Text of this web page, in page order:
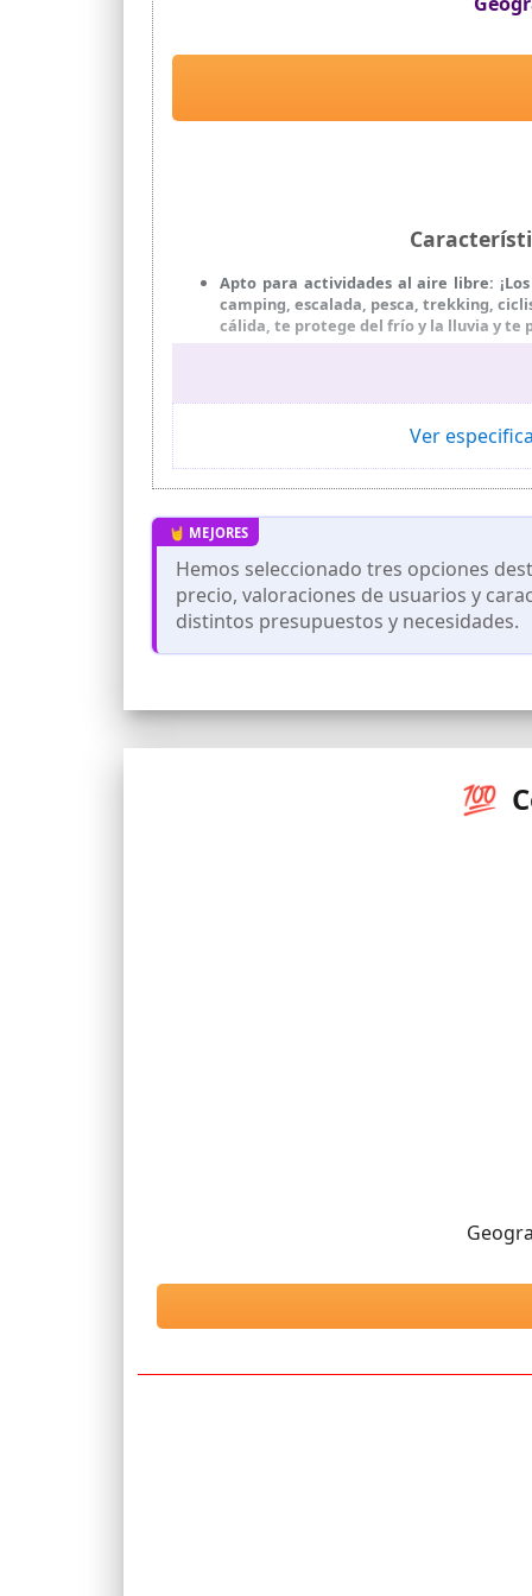
Apto para actividades al aire libre:
camping, escalada, pesca, trekking,
cálida, te protege del frío y la lluvia y
protegerán los brazos de la mejor
Una excelente relación calidad-
aventura Geographical Noruega!
velcro, espalda y mangas forradas con
periodos de Navidad, San Valentín,
Geographical Norway
Ver
Hemos seleccionado tres opciones
precio, valoraciones de usuarios y
distintos presupuestos y necesidades.
💯